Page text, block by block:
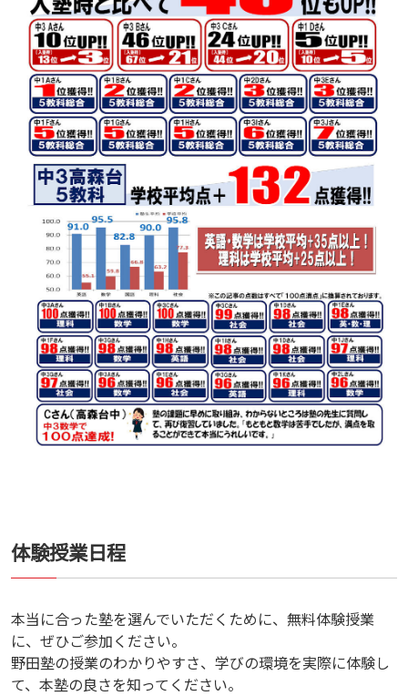
体験授業日程
本当に合った塾を選んでいただくために、無料体験授業
に、ぜひご参加ください。
野田塾の授業のわかりやすさ、学びの環境を実際に体験し
て、本塾の良さを知ってください。